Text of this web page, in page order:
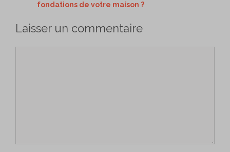
fondations de votre maison ?
Laisser un commentaire